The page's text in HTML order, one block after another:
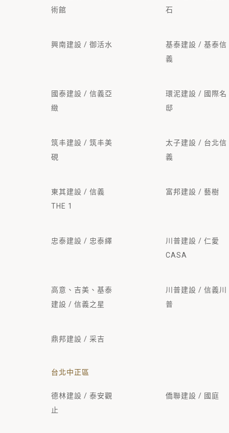
術館
石
興南建設 / 御活水
基泰建設 / 基泰信
義
國泰建設 / 信義亞
緻
環泥建設 / 國際名
邸
筑丰建設 / 筑丰美
硯
太子建設 / 台北信
義
東其建設 / 信義
THE 1
富邦建設 / 藝樹
忠泰建設 / 忠泰繹
川普建設 / 仁愛
CASA
高意、吉美、基泰
建設 / 信義之星
川普建設 / 信義川
普
鼎邦建設 / 采吉
台北中正區
德林建設 / 泰安觀
止
僑聯建設 / 國庭